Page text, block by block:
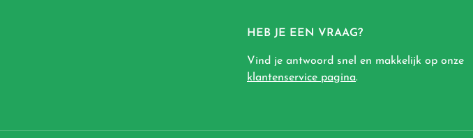
HEB JE EEN VRAAG?
Vind je antwoord snel en makkelijk op onze
klantenservice pagina.